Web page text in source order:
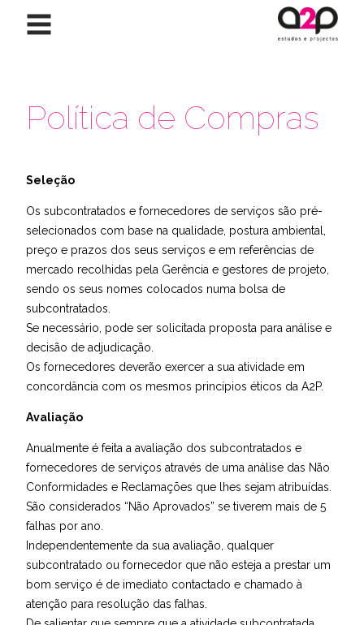
Política de Compras
Seleção
Os subcontratados e fornecedores de serviços são pré-
selecionados com base na qualidade, postura ambiental,
preço e prazos dos seus serviços e em referências de
mercado recolhidas pela Gerência e gestores de projeto,
sendo os seus nomes colocados numa bolsa de
subcontratados.
Se necessário, pode ser solicitada proposta para análise e
decisão de adjudicação.
Os fornecedores deverão exercer a sua atividade em
concordância com os mesmos princípios éticos da A2P.
Avaliação
Anualmente é feita a avaliação dos subcontratados e
fornecedores de serviços através de uma análise das Não
Conformidades e Reclamações que lhes sejam atribuídas.
São considerados “Não Aprovados” se tiverem mais de 5
falhas por ano.
Independentemente da sua avaliação, qualquer
subcontratado ou fornecedor que não esteja a prestar um
bom serviço é de imediato contactado e chamado à
atenção para resolução das falhas.